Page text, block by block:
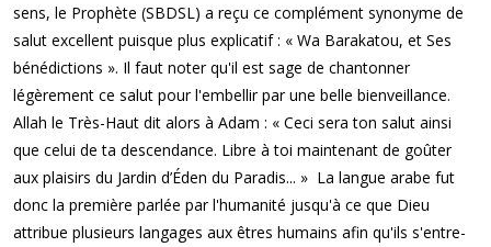
sens, le Prophète (SBDSL) a reçu ce complément synonyme de
salut excellent puisque plus explicatif : « Wa Barakatou, et Ses
bénédictions ». Il faut noter qu'il est sage de chantonner
légèrement ce salut pour l'embellir par une belle bienveillance.
Allah le Très-Haut dit alors à Adam : « Ceci sera ton salut ainsi
que celui de ta descendance. Libre à toi maintenant de goûter
aux plaisirs du Jardin d’Éden du Paradis... » La langue arabe fut
donc la première parlée par l'humanité jusqu'à ce que Dieu
attribue plusieurs langages aux êtres humains afin qu'ils s'entre-